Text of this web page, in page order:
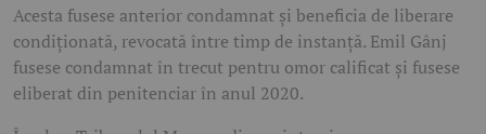
Acesta fusese anterior condamnat și beneficia de liberare
condiționată, revocată între timp de instanță. Emil Gânj
fusese condamnat în trecut pentru omor calificat și fusese
eliberat din penitenciar în anul 2020.